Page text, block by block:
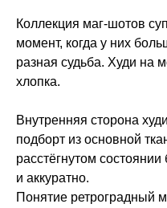
Коллекция маг-шотов
момент, когда у них
разная судьба. Худи на
хлопка.
Внутренняя сторона
подборт из основной
расстёгнутом состоянии
и аккуратно.
Понятие ретроградный